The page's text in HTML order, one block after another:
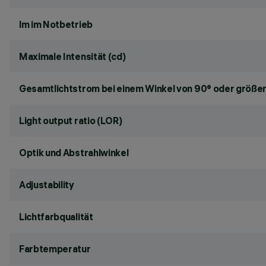
lm im Notbetrieb
Maximale Intensität (cd)
Gesamtlichtstrom bei einem Winkel von 90° oder
Light output ratio (LOR)
Optik und Abstrahlwinkel
Adjustability
Lichtfarbqualität
Farbtemperatur